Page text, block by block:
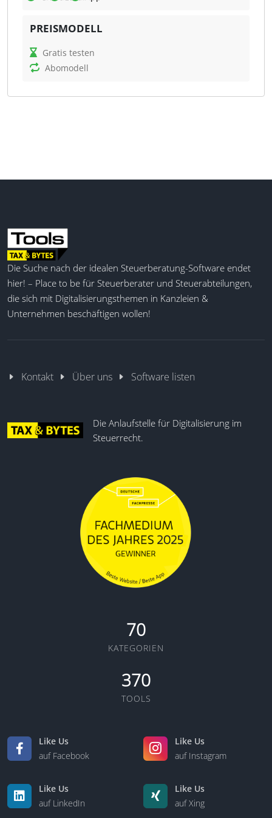
professionelle Rechnungen, Angebote und
Lieferscheine schnell und effizient zu erstellen. Die
Rechnungsnummern und Berechnungen, was die
Integriertes Kartenterminal
Getrennte Abrechnung
Kundenprofile erstellen
Trinkgeldfunktion
PREISMODELL
Gratis testen
Abomodell
Die Suche nach der idealen Steuerberatung-Software endet
hier! – Place to be für Steuerberater und Steuerabteilungen,
die sich mit Digitalisierungsthemen in Kanzleien &
Unternehmen beschäftigen wollen!
Kontakt Über uns Software listen
Die Anlaufstelle für Digitalisierung im
Steuerrecht.
70
KATEGORIEN
370
TOOLS
Like Us
auf Facebook
Like Us
auf Instagram
Like Us
auf LinkedIn
Like Us
auf Xing